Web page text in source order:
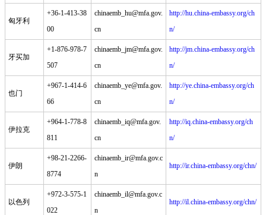
匈牙利
+36-1-413-38
00
chinaemb_hu@mfa.gov.
cn
http://hu.china-embassy.org/ch
n/
牙买加
+1-876-978-7
507
chinaemb_jm@mfa.gov.
cn
http://jm.china-embassy.org/ch
n/
也门
+967-1-414-6
66
chinaemb_ye@mfa.gov.
cn
http://ye.china-embassy.org/ch
n/
伊拉克
+964-1-778-8
811
chinaemb_iq@mfa.gov.
cn
http://iq.china-embassy.org/ch
n/
伊朗
+98-21-2266-
8774
chinaemb_ir@mfa.gov.c
n
http://ir.china-embassy.org/chn/
以色列
+972-3-575-1
022
chinaemb_il@mfa.gov.c
n
http://il.china-embassy.org/chn/